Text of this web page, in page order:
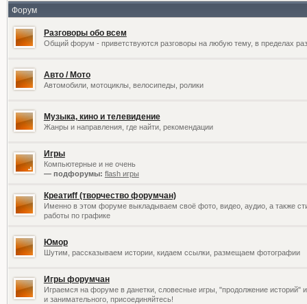
Форум
Разговоры обо всем
Общий форум - приветствуются разговоры на любую тему, в пределах
Авто / Мото
Автомобили, мотоциклы, велосипеды, ролики
Музыка, кино и телевидение
Жанры и направления, где найти, рекомендации
Игры
Компьютерные и не очень
— подфорумы: flash игры
Креатиff (творчество форумчан)
Именно в этом форуме выкладываем своё фото, видео, аудио, а также
работы по графике
Юмор
Шутим, рассказываем истории, кидаем ссылки, размещаем фотографии
Игры форумчан
Играемся на форуме в данетки, словесные игры, "продолжение историй"
и занимательного, присоединяйтесь!